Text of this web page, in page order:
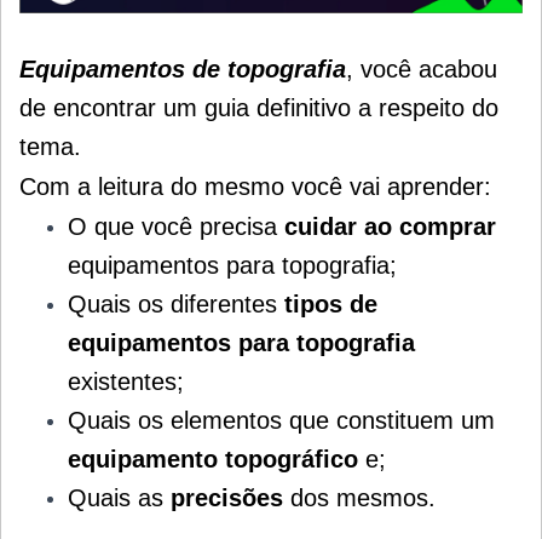
Equipamentos de topografia, você acabou
de encontrar um guia definitivo a respeito do
tema.
Com a leitura do mesmo você vai aprender:
O que você precisa cuidar ao comprar
equipamentos para topografia;
Quais os diferentes tipos de
equipamentos para topografia
existentes;
Quais os elementos que constituem um
equipamento topográfico e;
Quais as precisões dos mesmos.